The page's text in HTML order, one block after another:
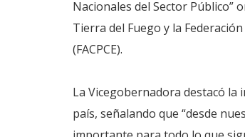
Nacionales del Sector Público”
Tierra del Fuego y la
(FACPCE).
La Vicegobernadora destacó
país, señalando que “desde